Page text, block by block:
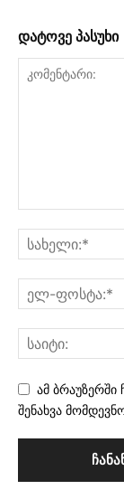
დატოვე პასუხი
ამ
შენახვა